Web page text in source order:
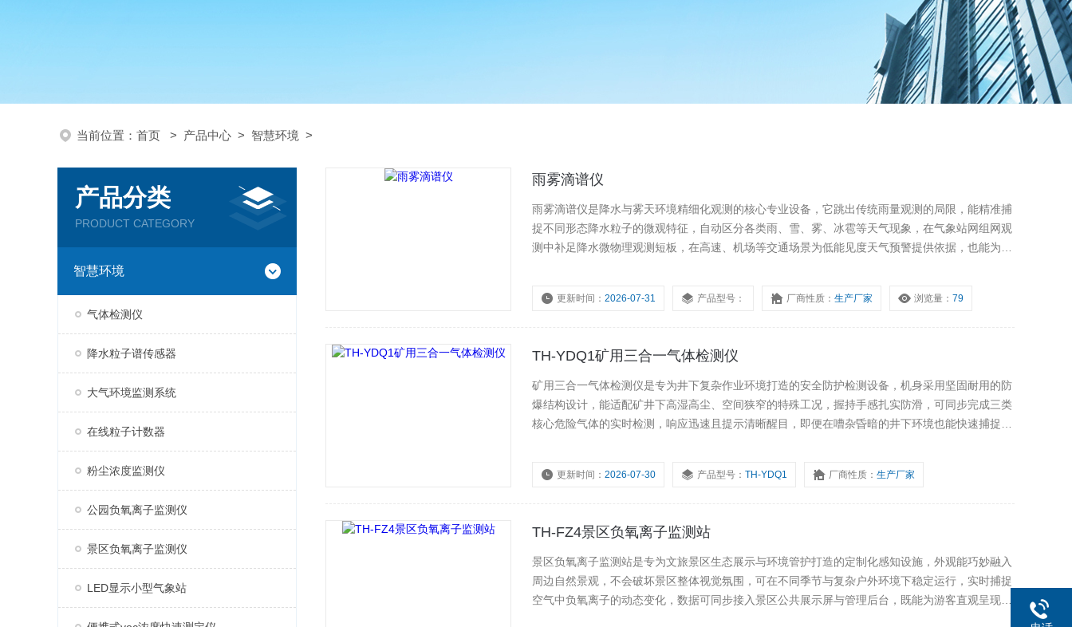
当前位置： 首页 > 产品中心 > 智慧环境 >
产品分类
PRODUCT CATEGORY
智慧环境
气体检测仪
降水粒子谱传感器
大气环境监测系统
在线粒子计数器
粉尘浓度监测仪
公园负氧离子监测仪
景区负氧离子监测仪
LED显示小型气象站
雨雾滴谱仪
雨雾滴谱仪是降水与雾天环境精细化观测的核心专业设备，它跳出传统雨量观测的局限，能精准捕
捉不同形态降水粒子的微观特征，自动区分各类雨、雪、雾、冰雹等天气现象，在气象站网组网观
测中补足降水微物理观测短板，在高速、机场等交通场景为低能见度天气预警提供依据，也能为人
更新时间：2026-07-31 产品型号： 厂商性质：生产厂家 浏览量：79
TH-YDQ1矿用三合一气体检测仪
矿用三合一气体检测仪是专为井下复杂作业环境打造的安全防护检测设备，机身采用坚固耐用的防
爆结构设计，能适配矿井下高湿高尘、空间狭窄的特殊工况，握持手感扎实防滑，可同步完成三类
核心危险气体的实时检测，响应迅速且提示清晰醒目，即便在嘈杂昏暗的井下环境也能快速捕捉预
更新时间：2026-07-30 产品型号：TH-YDQ1 厂商性质：生产厂家
TH-FZ4景区负氧离子监测站
景区负氧离子监测站是专为文旅景区生态展示与环境管护打造的定制化感知设施，外观能巧妙融入
周边自然景观，不会破坏景区整体视觉氛围，可在不同季节与复杂户外环境下稳定运行，实时捕捉
空气中负氧离子的动态变化，数据可同步接入景区公共展示屏与管理后台，既能为游客直观呈现生